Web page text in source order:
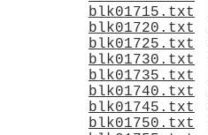
blk01715.txt
blk01720.txt
blk01725.txt
blk01730.txt
blk01735.txt
blk01740.txt
blk01745.txt
blk01750.txt